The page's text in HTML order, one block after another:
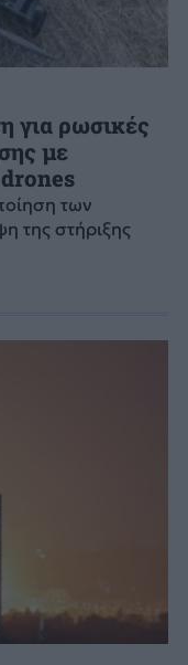
για ρωσικές
με
των
της στήριξης